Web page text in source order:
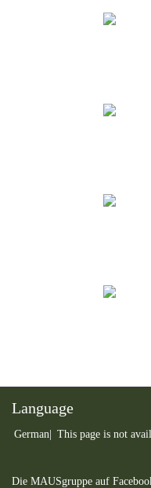
Language
German This page is not
Die MAUSgruppe auf